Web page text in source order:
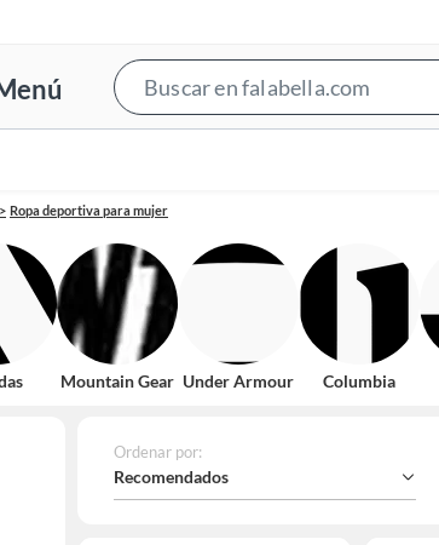
Ropa deportiva para mujer
Mountain Gear Under Armour Columbia
Ordenar por:
Recomendados